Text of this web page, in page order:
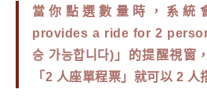
當你點選數量時，系統
provides a ride for 2
승 가능합니다)」的提醒視窗
「2 人座單程票」就可以 2 人